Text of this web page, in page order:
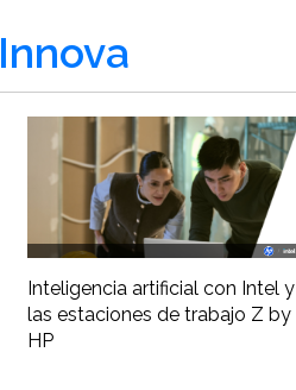
Inteligencia artificial con Intel y
las estaciones de trabajo Z by
HP